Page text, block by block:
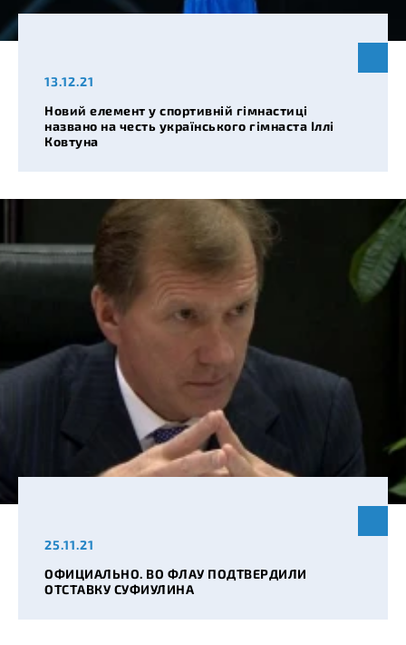
13.12.21
Новий елемент у спортивній гімнастиці
названо на честь українського гімнаста Іллі
Ковтуна
25.11.21
ОФИЦИАЛЬНО. ВО ФЛАУ ПОДТВЕРДИЛИ
ОТСТАВКУ СУФИУЛИНА